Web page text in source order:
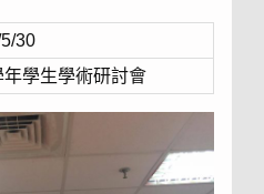
30
年學生學術研討會